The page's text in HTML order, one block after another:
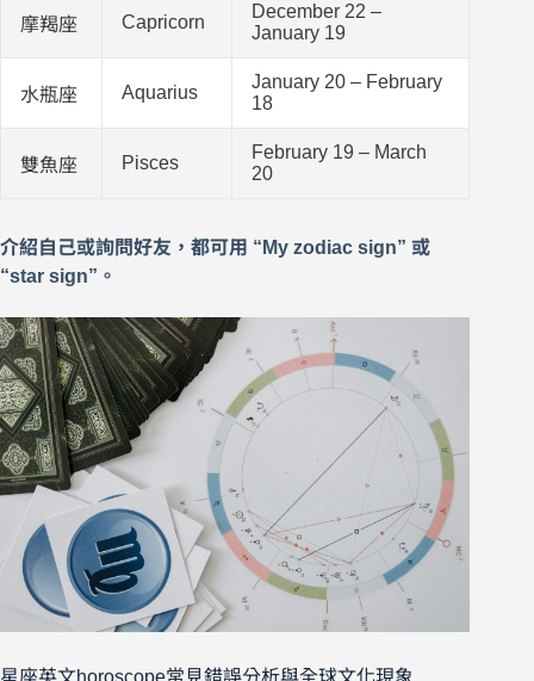
摩羯座 Capricorn
December 22 –
January 19
水瓶座 Aquarius
January 20 – February
18
雙魚座 Pisces
February 19 – March
20
介紹自己或詢問好友，都可用 “My zodiac sign” 或
“star sign”。
星座英文horoscope常見錯誤分析與全球文化現象